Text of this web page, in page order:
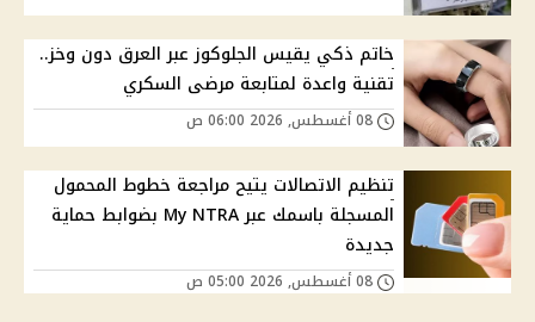
خاتم ذكي يقيس الجلوكوز عبر العرق دون وخز..
تقنية واعدة لمتابعة مرضى السكري
تنظيم الاتصالات يتيح مراجعة خطوط المحمول
المسجلة باسمك عبر My NTRA بضوابط حماية
جديدة